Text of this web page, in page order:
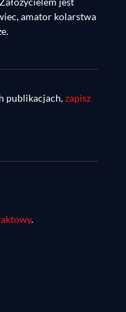
amator kolarstwa
publikacjach,zapisz
.